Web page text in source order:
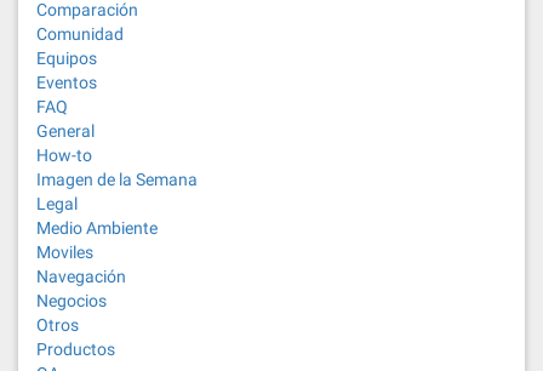
Comparación
Comunidad
Equipos
Eventos
FAQ
General
How-to
Imagen de la Semana
Legal
Medio Ambiente
Moviles
Navegación
Negocios
Otros
Productos